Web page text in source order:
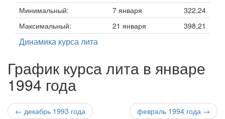
Минимальный:
7 января
322,24
Максимальный:
21 января 398,21
Динамика курса лита
График курса лита в январе
1994 года
← декабрь 1993 года февраль 1994 года →